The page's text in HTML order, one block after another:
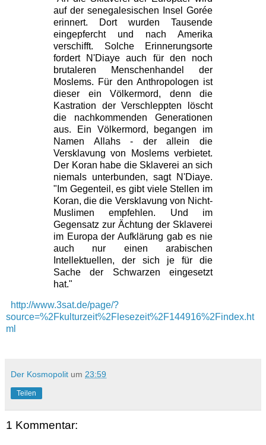
auf der senegalesischen Insel Gorée
erinnert. Dort wurden Tausende
eingepfercht und nach Amerika
verschifft. Solche Erinnerungsorte
fordert N'Diaye auch für den noch
brutaleren Menschenhandel der
Moslems. Für den Anthropologen ist
dieser ein Völkermord, denn die
Kastration der Verschleppten löscht
die nachkommenden Generationen
aus. Ein Völkermord, begangen im
Namen Allahs - der allein die
Versklavung von Moslems verbietet.
Der Koran habe die Sklaverei an sich
niemals unterbunden, sagt N'Diaye.
"Im Gegenteil, es gibt viele Stellen im
Koran, die die Versklavung von Nicht-
Muslimen empfehlen. Und im
Gegensatz zur Ächtung der Sklaverei
im Europa der Aufklärung gab es nie
auch nur einen arabischen
Intellektuellen, der sich je für die
Sache der Schwarzen eingesetzt
hat."
http://www.3sat.de/page/?
source=%2Fkulturzeit%2Flesezeit%2F144916%2Findex.ht
ml
Der Kosmopolit um 23:59
Teilen
1 Kommentar: